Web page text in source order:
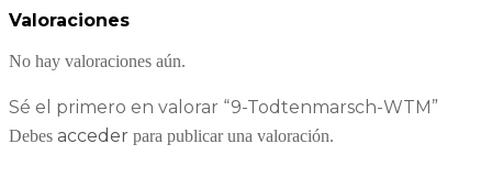
Valoraciones
No hay valoraciones aún.
Sé el primero en valorar “9-Todtenmarsch-WTM”
Debes acceder para publicar una valoración.